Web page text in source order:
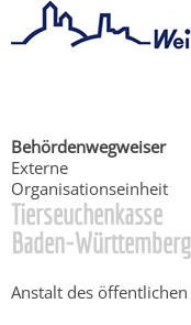
Behördenwegweiser
Externe
Organisationseinheit
Tierseuchenkasse
Baden-Württemberg
Anstalt des öffentlichen